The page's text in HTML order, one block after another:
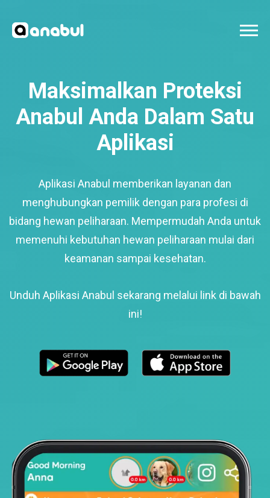
Maksimalkan Proteksi
Anabul Anda Dalam Satu
Aplikasi
Aplikasi Anabul memberikan layanan dan
menghubungkan pemilik dengan para profesi di
bidang hewan peliharaan. Mempermudah Anda untuk
memenuhi kebutuhan hewan peliharaan mulai dari
keamanan sampai kesehatan.
Unduh Aplikasi Anabul sekarang melalui link di bawah
ini!